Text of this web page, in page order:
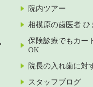
院内ツアー
相模原の歯医者 ひ
保険診療でもカー
OK
院長の入れ歯に対
スタッフブログ